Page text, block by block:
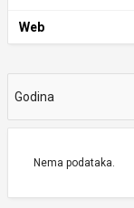
Web
Godina
Nema podataka.